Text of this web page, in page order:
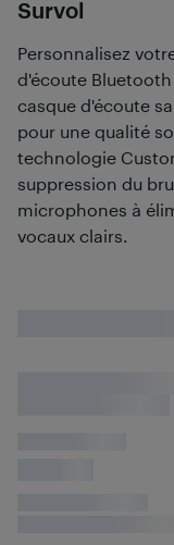
Survol
Personnalisez
d'écoute
casque d'écoute
pour une qualité
technologie
suppression du
microphones à
vocaux clairs.